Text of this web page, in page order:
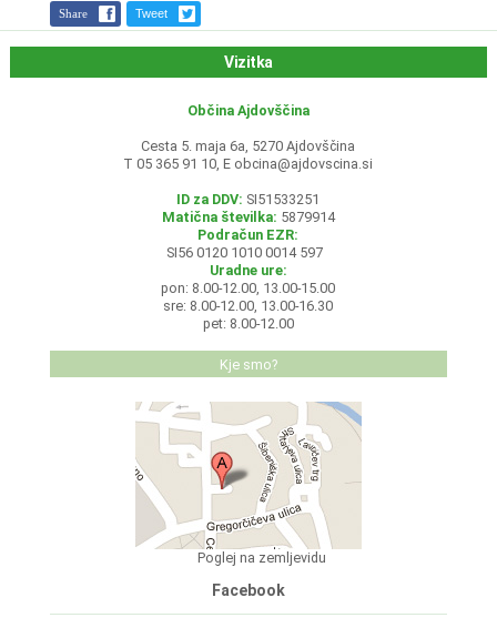
Share Tweet
Vizitka
Občina Ajdovščina
Cesta 5. maja 6a, 5270 Ajdovščina
T 05 365 91 10, E obcina@ajdovscina.si
ID za DDV: SI51533251
Matična številka: 5879914
Podračun EZR:
SI56 0120 1010 0014 597
Uradne ure:
pon: 8.00-12.00, 13.00-15.00
sre: 8.00-12.00, 13.00-16.30
pet: 8.00-12.00
Kje smo?
Poglej na zemljevidu
Facebook